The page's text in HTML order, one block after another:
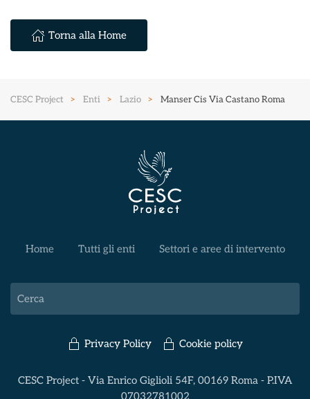
Torna alla Home
CESC Project Enti Lazio Manser Cis Via Castano Roma
Home Tutti gli enti Settori e aree di intervento
Privacy Policy Cookie policy
CESC Project - Via Enrico Giglioli 54F, 00169 Roma - P.IVA
07032781002